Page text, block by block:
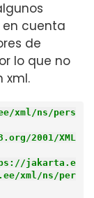
en cuenta
de
lo que no
xml.
xml/ns/pers
2001/XML
jakarta.e
xml/ns/per